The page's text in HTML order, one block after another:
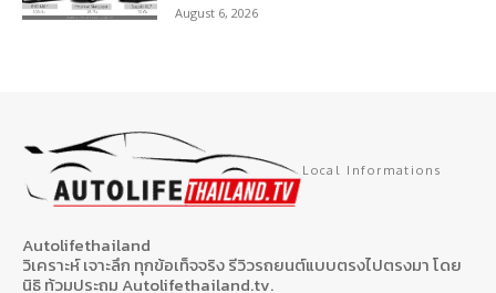
August 6, 2026
Local Informations
Autolifethailand
วิเคราะห์ เจาะลึก ทุกข้อเท็จจริง รีวิวรถยนต์แบบตรงไปตรงมา โดย
นิธิ ท้วมประถม Autolifethailand.tv.